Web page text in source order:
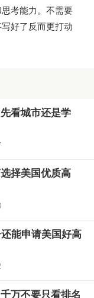
考能力。不需要
好了反而更打动
看城市还是学
择美国优质高
能申请美国好高
万不要只看排名